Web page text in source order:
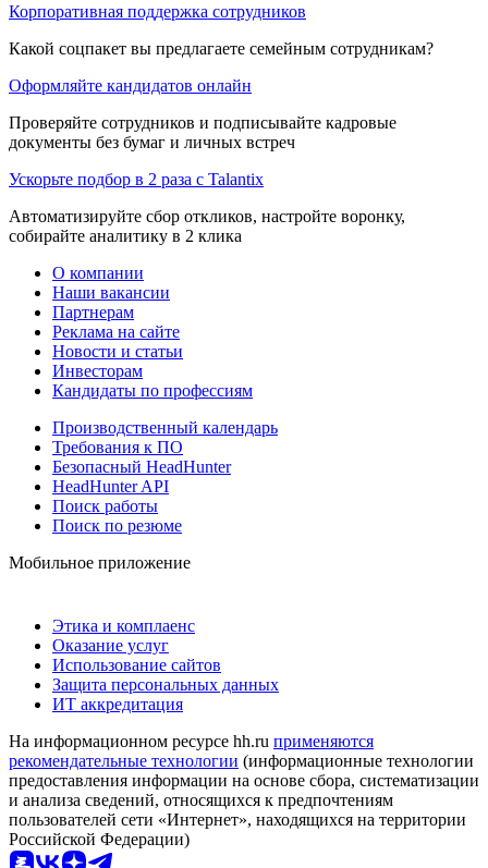
Корпоративная поддержка сотрудников
Какой соцпакет вы предлагаете семейным сотрудникам?
Оформляйте кандидатов онлайн
Проверяйте сотрудников и подписывайте кадровые
документы без бумаг и личных встреч
Ускорьте подбор в 2 раза с Talantix
Автоматизируйте сбор откликов, настройте воронку,
собирайте аналитику в 2 клика
О компании
Наши вакансии
Партнерам
Реклама на сайте
Новости и статьи
Инвесторам
Кандидаты по профессиям
Производственный календарь
Требования к ПО
Безопасный HeadHunter
HeadHunter API
Поиск работы
Поиск по резюме
Мобильное приложение
Этика и комплаенс
Оказание услуг
Использование сайтов
Защита персональных данных
ИТ аккредитация
На информационном ресурсе hh.ru применяются
рекомендательные технологии (информационные технологии
предоставления информации на основе сбора, систематизации
и анализа сведений, относящихся к предпочтениям
пользователей сети «Интернет», находящихся на территории
Российской Федерации)